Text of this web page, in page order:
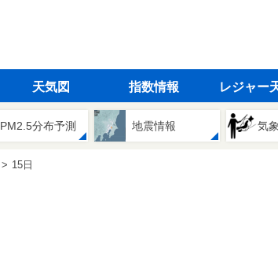
天気図 指数情報 レジャー
PM2.5分布予測 地震情報 気
15日